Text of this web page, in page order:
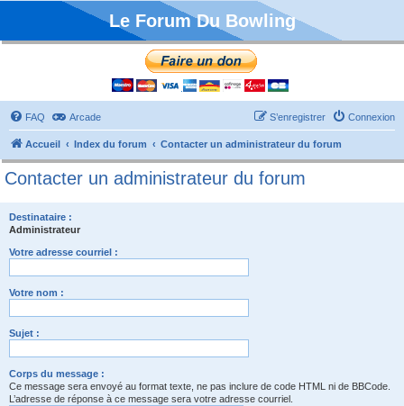
Le Forum Du Bowling
FAQ Arcade Connexion
S’enregistrer
Accueil Index du forum Contacter un administrateur du forum
Contacter un administrateur du forum
Destinataire :
Administrateur
Votre adresse courriel :
Votre nom :
Sujet :
Corps du message :
Ce message sera envoyé au format texte, ne pas inclure de code HTML ni de BBCode.
L’adresse de réponse à ce message sera votre adresse courriel.